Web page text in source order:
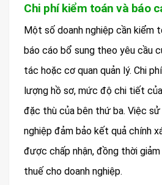
Chi phí kiểm toán và báo
Một số doanh nghiệp cần kiểm
báo cáo bổ sung theo yêu cầu
tác hoặc cơ quan quản lý. Chi
lượng hồ sơ, mức độ chi tiết
đặc thù của bên thứ ba. Việc
nghiệp đảm bảo kết quả chính
được chấp nhận, đồng thời
thuế cho doanh nghiệp.